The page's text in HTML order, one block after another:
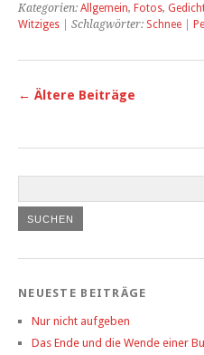
Kategorien: Allgemein, Fotos,
Witziges | Schlagwörter: Schnee
← Ältere Beiträge
NEUESTE BEITRÄGE
Nur nicht aufgeben
Das Ende und die Wende einer